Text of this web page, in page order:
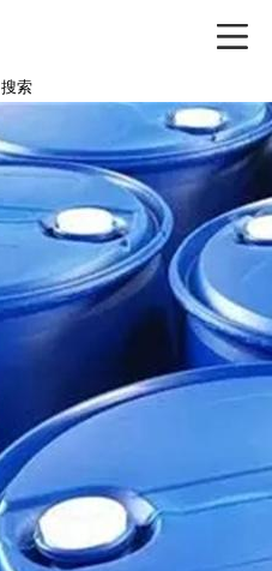
搜索